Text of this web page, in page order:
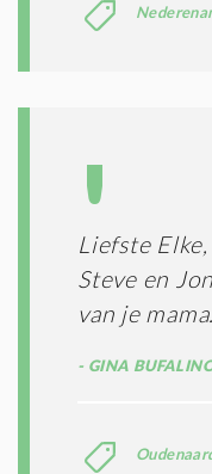
Liefste
Steve en
van je mama.
GINA